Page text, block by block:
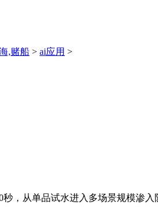
,赌船 > ai应用 >
从单品试水进入多场景规模渗入